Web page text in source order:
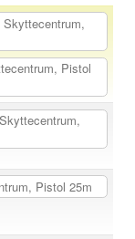
Pistol
Pistol 25m